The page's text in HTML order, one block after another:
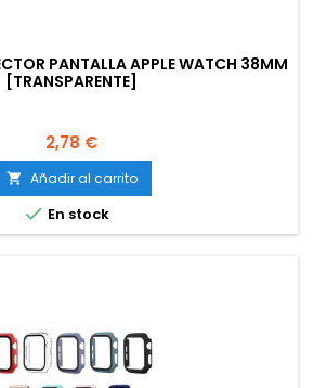
PANTALLA APPLE WATCH 38MM
[TRANSPARENTE]
Precio
2,78 €
 Añadir al carrito
 En stock